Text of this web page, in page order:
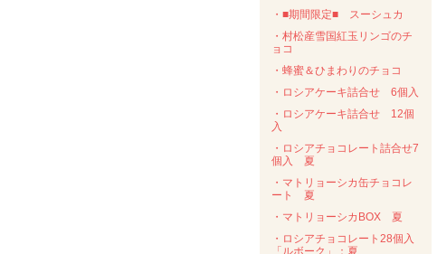
・■期間限定■ スーシュカ
・村松産雪国紅玉リンゴのチ
ョコ
・蜂蜜＆ひまわりのチョコ
・ロシアケーキ詰合せ 6個入
・ロシアケーキ詰合せ 12個
入
・ロシアチョコレート詰合せ7
個入 夏
・マトリョーシカ缶チョコレ
ート 夏
・マトリョーシカBOX 夏
・ロシアチョコレート28個入
「ルボーク」：夏